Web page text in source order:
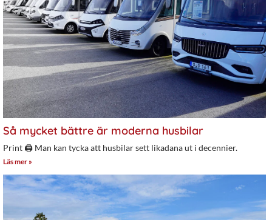
Så mycket bättre är moderna husbilar
Print 🖨 Man kan tycka att husbilar sett likadana ut i decennier.
Läs mer »